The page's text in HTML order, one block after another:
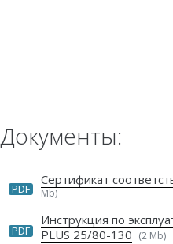
Документы:
PDF
Сертификат
Mb)
PDF
Инструкция по
PLUS 25/80-130 (2 Mb)